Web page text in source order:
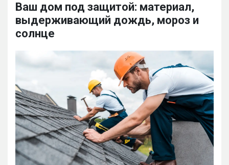
Ваш дом под защитой: материал,
выдерживающий дождь, мороз и
солнце